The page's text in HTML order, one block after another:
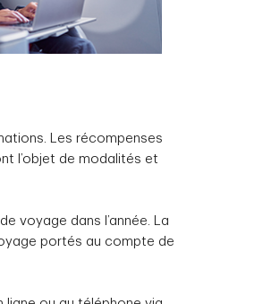
Les récompenses
l’objet de modalités et
voyage dans l’année. La
portés au compte de